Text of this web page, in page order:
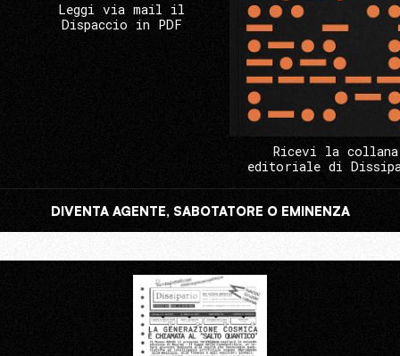
Leggi via mail il
Dispaccio in PDF
Ricevi la collana
editoriale di
DIVENTA AGENTE, SABOTATORE O EMINENZA